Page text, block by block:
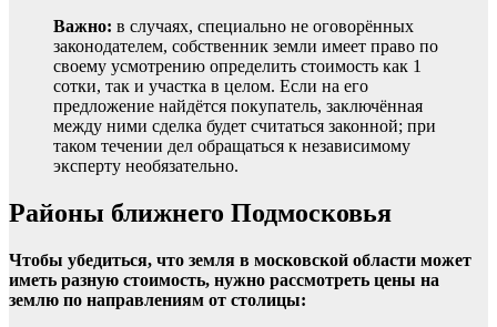
Важно: в случаях, специально не оговорённых
законодателем, собственник земли имеет право по
своему усмотрению определить стоимость как 1
сотки, так и участка в целом. Если на его
предложение найдётся покупатель, заключённая
между ними сделка будет считаться законной; при
таком течении дел обращаться к независимому
эксперту необязательно.
Районы ближнего Подмосковья
Чтобы убедиться, что земля в московской области может
иметь разную стоимость, нужно рассмотреть цены на
землю по направлениям от столицы: